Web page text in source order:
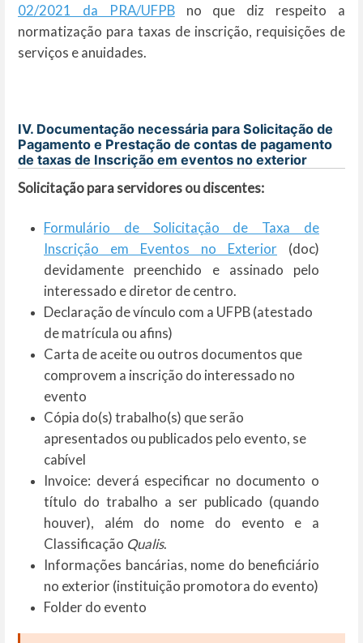
02/2021 da PRA/UFPBno que diz respeito a
normatização para taxas de inscrição, requisições de
serviços e anuidades.
IV. Documentação necessária para Solicitação de
Pagamento e Prestação de contas de pagamento
de taxas de Inscrição em eventos no exterior
Solicitação para servidores ou discentes:
Formulário de Solicitação de Taxa de
Inscrição em Eventos no Exterior
(doc)
devidamente preenchido e assinado pelo
interessado e diretor de centro.
Declaração de vínculo com a UFPB (atestado
de matrícula ou afins)
Carta de aceite ou outros documentos que
comprovem a inscrição do interessado no
evento
Cópia do(s) trabalho(s) que serão
apresentados ou publicados pelo evento, se
cabível
Invoice: deverá especificar no documento o
título do trabalho a ser publicado (quando
houver), além do nome do evento e a
Classificação Qualis.
Informações bancárias, nome do beneficiário
no exterior (instituição promotora do evento)
Folder do evento